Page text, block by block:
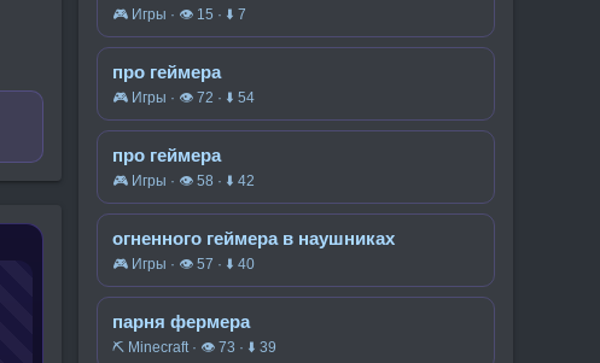
🎮 Игры · 👁 15 · ⬇ 7
про геймера
🎮 Игры · 👁 72 · ⬇ 54
про геймера
🎮 Игры · 👁 58 · ⬇ 42
огненного геймера в наушниках
🎮 Игры · 👁 57 · ⬇ 40
парня фермера
⛏️ Minecraft · 👁 73 · ⬇ 39